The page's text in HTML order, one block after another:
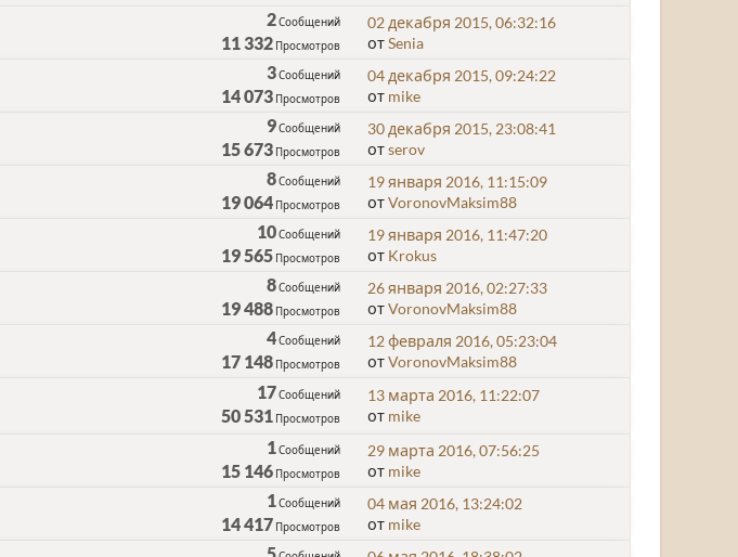
2Сообщений
11 332 Просмотров
02 декабря 2015, 06:32:16
отSenia
3Сообщений
14 073 Просмотров
04 декабря 2015, 09:24:22
от mike
9Сообщений
15 673 Просмотров
30 декабря 2015, 23:08:41
отserov
8Сообщений
19 064 Просмотров
19 января 2016, 11:15:09
отVoronovMaksim88
10Сообщений
19 565 Просмотров
19 января 2016, 11:47:20
от Krokus
8Сообщений
19 488 Просмотров
26 января 2016, 02:27:33
отVoronovMaksim88
4Сообщений
17 148 Просмотров
12 февраля 2016, 05:23:04
отVoronovMaksim88
17Сообщений
50 531 Просмотров
13 марта 2016, 11:22:07
от mike
1 Сообщений
15 146 Просмотров
29 марта 2016, 07:56:25
от mike
1 Сообщений
14 417 Просмотров
04 мая 2016, 13:24:02
от mike
5